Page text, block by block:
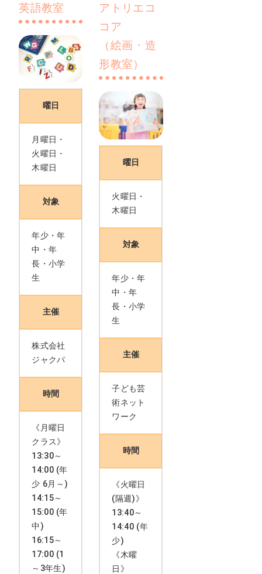
英語教室
曜日
月曜日・
火曜日・
木曜日
対象
年少・年
中・年
長・小学
生
主催
株式会社
ジャクパ
時間
《月曜日
クラス》
13:30～
14:00 (年
少 6月～)
14:15～
15:00 (年
中)
16:15～
17:00 (1
～3年生)
アトリエコ
コア
（絵画 ･ 造
形教室）
曜日
火曜日・
木曜日
対象
年少・年
中・年
長・小学
生
主催
子ども芸
術ネット
ワーク
時間
《火曜日
(隔週)》
13:40～
14:40 (年
少)
《木曜
日》